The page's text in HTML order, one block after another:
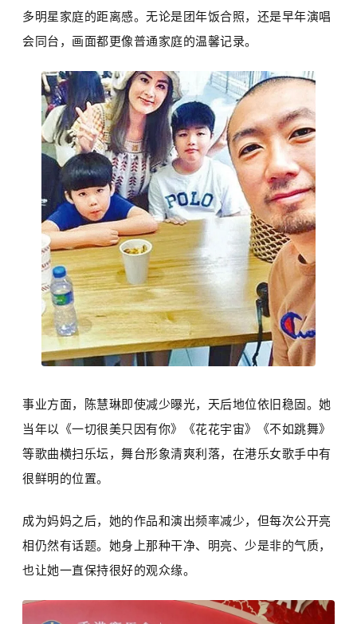
多明星家庭的距离感。无论是团年饭合照，还是早年演唱
会同台，画面都更像普通家庭的温馨记录。
事业方面，陈慧琳即使减少曝光，天后地位依旧稳固。她
当年以《一切很美只因有你》《花花宇宙》《不如跳舞》
等歌曲横扫乐坛，舞台形象清爽利落，在港乐女歌手中有
很鲜明的位置。
成为妈妈之后，她的作品和演出频率减少，但每次公开亮
相仍然有话题。她身上那种干净、明亮、少是非的气质，
也让她一直保持很好的观众缘。